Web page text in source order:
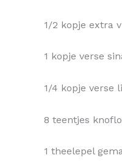
1/2 kopje extra
1 kopje verse
1/4 kopje verse
8 teentjes
1 theelepel